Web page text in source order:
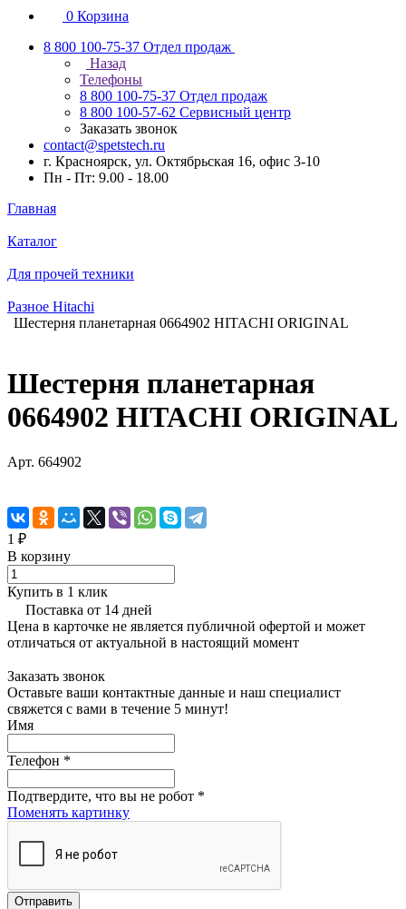
0 Корзина
8 800 100-75-37 Отдел продаж
Назад
Телефоны
8 800 100-75-37 Отдел продаж
8 800 100-57-62 Сервисный центр
Заказать звонок
contact@spetstech.ru
г. Красноярск, ул. Октябрьская 16, офис 3-10
Пн - Пт: 9.00 - 18.00
Главная
Каталог
Для прочей техники
Разное Hitachi
Шестерня планетарная 0664902 HITACHI ORIGINAL
Шестерня планетарная
0664902 HITACHI ORIGINAL
Арт. 664902
1 ₽
В корзину
Купить в 1 клик
Поставка от 14 дней
Цена в карточке не является публичной офертой и может
отличаться от актуальной в настоящий момент
Заказать звонок
Оставьте ваши контактные данные и наш специалист
свяжется с вами в течение 5 минут!
Имя
Телефон *
Подтвердите, что вы не робот *
Поменять картинку